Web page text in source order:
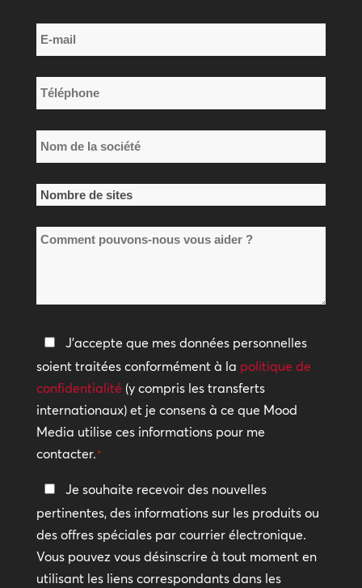
de
E-
mail
*
Téléphone
*
Nom
de
la
société
*
Nombre
sites
Comment
vous
Politique
de
confidentialité
*
J'accepte que mes données personnelles
soient traitées conformément à la politique de
confidentialité (y compris les transferts
internationaux) et je consens à ce que Mood
Media utilise ces informations pour me
contacter.*
Restez
en
contact
Je souhaite recevoir des nouvelles
pertinentes, des informations sur les produits ou
des offres spéciales par courrier électronique.
Vous pouvez vous désinscrire à tout moment en
utilisant les liens correspondants dans les